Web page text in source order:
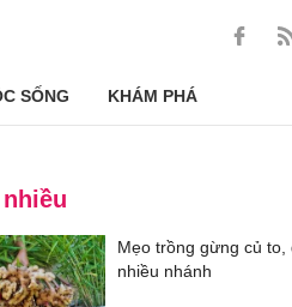
SỐNG KHÁM PHÁ
Mẹo trồng gừng củ to,
nhiều nhánh